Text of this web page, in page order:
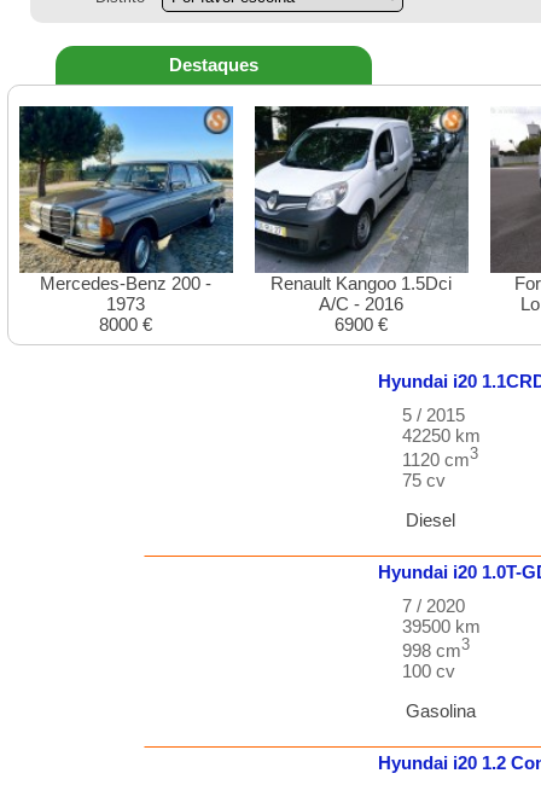
Destaques
Mercedes-Benz 200 -
1973
8000 €
Renault Kangoo 1.5Dci
A/C - 2016
6900 €
Hyundai i20
5 / 2015
42250 km
1120 cm3
75 cv
Diesel
Hyundai i20 1.0T-
7 / 2020
39500 km
998 cm3
100 cv
Gasolina
Hyundai i20 1.2